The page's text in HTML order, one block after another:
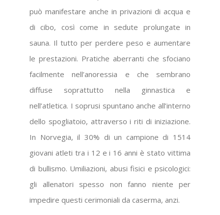
può manifestare anche in privazioni di acqua e
di cibo, così come in sedute prolungate in
sauna. Il tutto per perdere peso e aumentare
le prestazioni. Pratiche aberranti che sfociano
facilmente nell’anoressia e che sembrano
diffuse soprattutto nella ginnastica e
nell’atletica. I soprusi spuntano anche all’interno
dello spogliatoio, attraverso i riti di iniziazione.
In Norvegia, il 30% di un campione di 1514
giovani atleti tra i 12 e i 16 anni è stato vittima
di bullismo. Umiliazioni, abusi fisici e psicologici:
gli allenatori spesso non fanno niente per
impedire questi cerimoniali da caserma, anzi.